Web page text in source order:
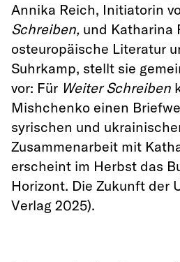
Annika Reich, Initiatorin
Schreiben, und Katharina
osteuropäische Literatur
Suhrkamp, stellt sie
vor: Für Weiter Schreiben
Mishchenko einen
syrischen und
Zusammenarbeit mit
erscheint im Herbst das
Horizont. Die Zukunft der
Verlag 2025).